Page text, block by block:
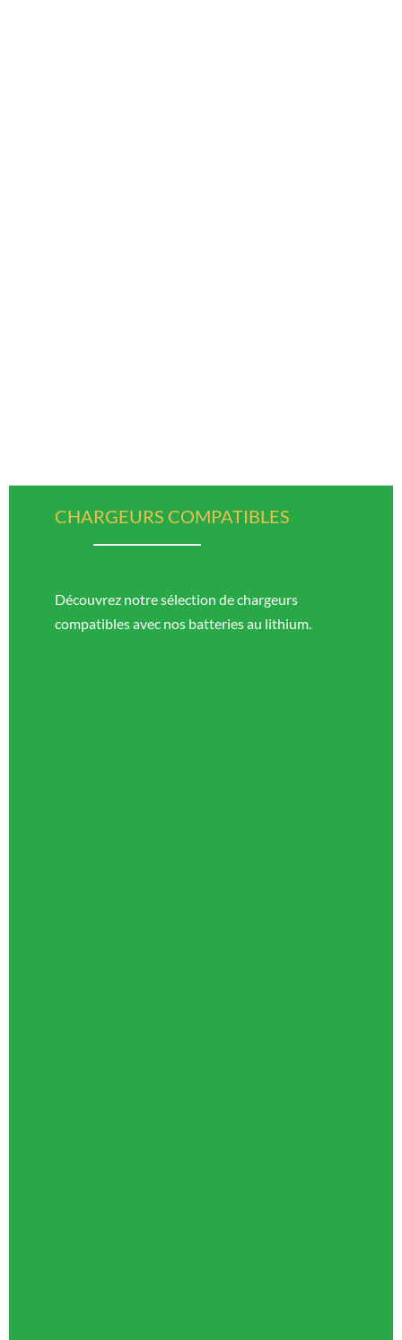
CHARGEURS COMPATIBLES
Découvrez notre sélection de chargeurs
compatibles avec nos batteries au lithium.